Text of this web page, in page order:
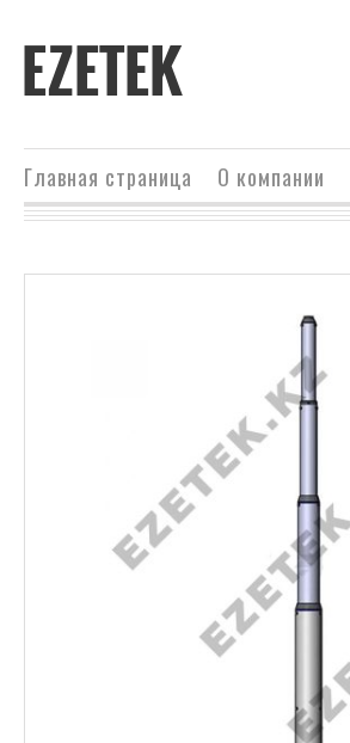
EZETEK
Главная страница О компании